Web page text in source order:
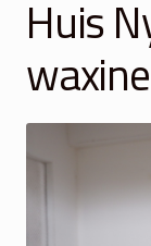
Winkelmand
Over Ons
Contact
Huis